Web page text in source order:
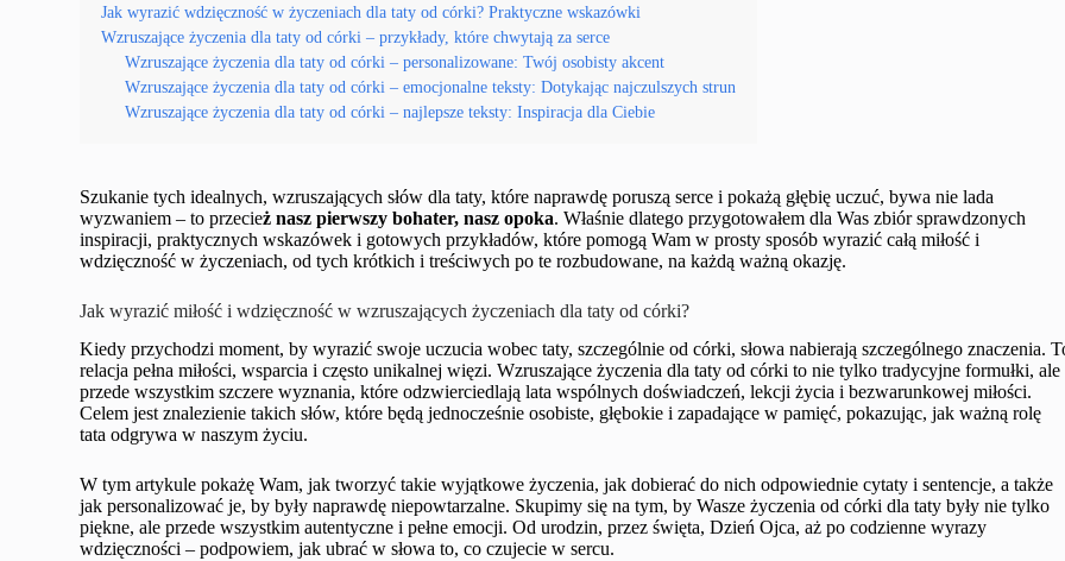
Jak wyrazić wdzięczność w życzeniach dla taty od córki? Praktyczne wskazówki
Wzruszające życzenia dla taty od córki – przykłady, które chwytają za serce
Wzruszające życzenia dla taty od córki – personalizowane: Twój osobisty akcent
Wzruszające życzenia dla taty od córki – emocjonalne teksty: Dotykając najczulszych strun
Wzruszające życzenia dla taty od córki – najlepsze teksty: Inspiracja dla Ciebie
Szukanie tych idealnych, wzruszających słów dla taty, które naprawdę poruszą serce i pokażą głębię uczuć, bywa nie lada
wyzwaniem – to przecież nasz pierwszy bohater, nasz opoka. Właśnie dlatego przygotowałem dla Was zbiór sprawdzonych
inspiracji, praktycznych wskazówek i gotowych przykładów, które pomogą Wam w prosty sposób wyrazić całą miłość i
wdzięczność w życzeniach, od tych krótkich i treściwych po te rozbudowane, na każdą ważną okazję.
Jak wyrazić miłość i wdzięczność w wzruszających życzeniach dla taty od córki?
Kiedy przychodzi moment, by wyrazić swoje uczucia wobec taty, szczególnie od córki, słowa nabierają szczególnego znaczenia.
relacja pełna miłości, wsparcia i często unikalnej więzi. Wzruszające życzenia dla taty od córki to nie tylko tradycyjne formułki, ale
przede wszystkim szczere wyznania, które odzwierciedlają lata wspólnych doświadczeń, lekcji życia i bezwarunkowej miłości.
Celem jest znalezienie takich słów, które będą jednocześnie osobiste, głębokie i zapadające w pamięć, pokazując, jak ważną rolę
tata odgrywa w naszym życiu.
W tym artykule pokażę Wam, jak tworzyć takie wyjątkowe życzenia, jak dobierać do nich odpowiednie cytaty i sentencje, a także
jak personalizować je, by były naprawdę niepowtarzalne. Skupimy się na tym, by Wasze życzenia od córki dla taty były nie tylko
piękne, ale przede wszystkim autentyczne i pełne emocji. Od urodzin, przez święta, Dzień Ojca, aż po codzienne wyrazy
wdzięczności – podpowiem, jak ubrać w słowa to, co czujecie w sercu.